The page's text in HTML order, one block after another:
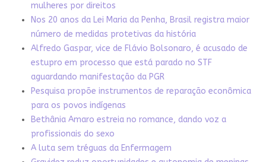
mulheres por direitos
Nos 20 anos da Lei Maria da Penha, Brasil registra maior
número de medidas protetivas da história
Alfredo Gaspar, vice de Flávio Bolsonaro, é acusado de
estupro em processo que está parado no STF
aguardando manifestação da PGR
Pesquisa propõe instrumentos de reparação econômica
para os povos indígenas
Bethânia Amaro estreia no romance, dando voz a
profissionais do sexo
A luta sem tréguas da Enfermagem